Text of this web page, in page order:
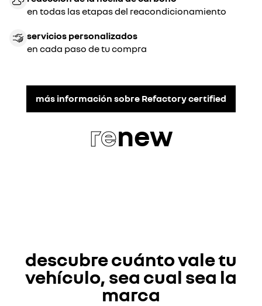
en todas las etapas del reacondicionamiento
servicios personalizados
en cada paso de tu compra
más información sobre Refactory certified
renew
descubre cuánto vale tu
vehículo, sea cual sea la
marca